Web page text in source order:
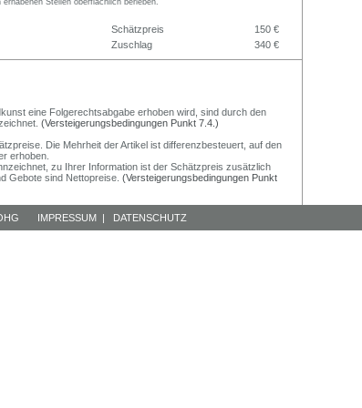
erhabenen Stellen oberflächlich berieben.
Schätzpreis
150 €
Zuschlag
340 €
eine Folgerechtsabgabe erhoben wird, sind durch den
(Versteigerungsbedingungen Punkt 7.4.)
Die Mehrheit der Artikel ist differenzbesteuert, auf den
erhoben.
zu Ihrer Information ist der Schätzpreis zusätzlich
Gebote sind Nettopreise. (Versteigerungsbedingungen Punkt
IMPRESSUM | DATENSCHUTZ